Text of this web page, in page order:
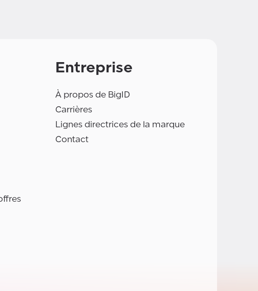
Entreprise
À propos de BigID
Carrières
Lignes directrices de la marque
Contact